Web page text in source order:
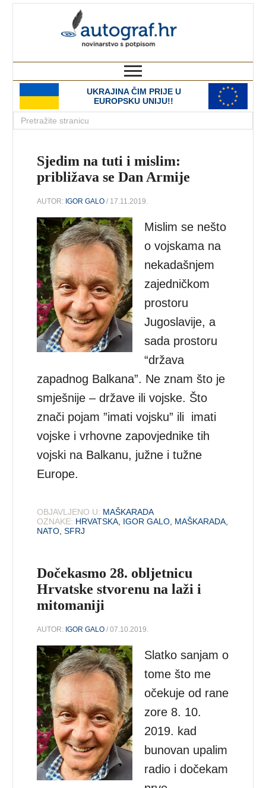
UKRAJINA ČIM PRIJE U
EUROPSKU UNIJU!!
Sjedim na tuti i mislim:
približava se Dan Armije
AUTOR: IGOR GALO / 17.11.2019.
Mislim se nešto
o vojskama na
nekadašnjem
zajedničkom
prostoru
Jugoslavije, a
sada prostoru
“država
zapadnog Balkana”. Ne znam što je
smješnije – države ili vojske. Što
znači pojam ”imati vojsku” ili imati
vojske i vrhovne zapovjednike tih
vojski na Balkanu, južne i tužne
Europe.
OBJAVLJENO U: MAŠKARADA
OZNAKE: HRVATSKA IGOR GALO MAŠKARADA
NATO ,SFRJ
Dočekasmo 28. obljetnicu
Hrvatske stvorenu na laži i
mitomaniji
AUTOR: IGOR GALO / 07.10.2019.
Slatko sanjam o
tome što me
očekuje od rane
zore 8. 10.
2019. kad
bunovan upalim
radio i dočekam